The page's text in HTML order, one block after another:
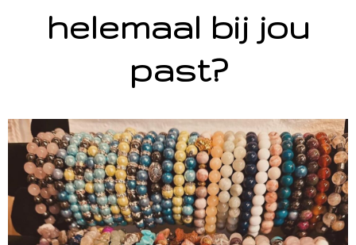
helemaal bij jou
past?